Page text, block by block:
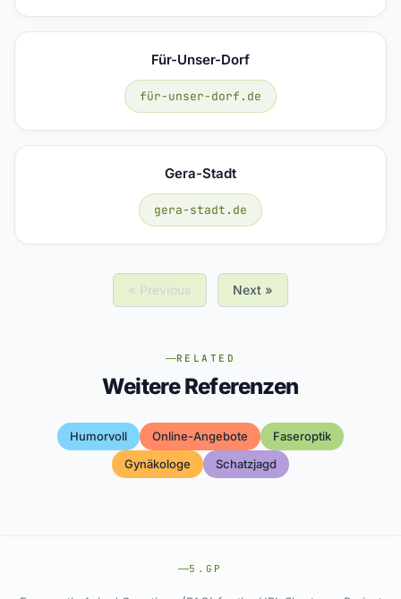
Für-Unser-Dorf
für-unser-dorf.de
Gera-Stadt
gera-stadt.de
« Previous Next »
RELATED
Weitere Referenzen
Humorvoll Online-Angebote
Faseroptik
Gynäkologe
Schatzjagd
5.GP